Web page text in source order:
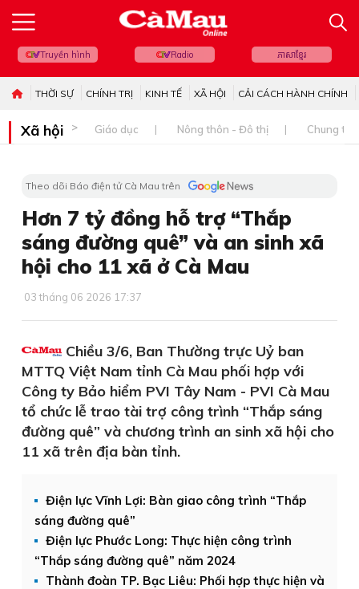
Truyền hình Radio ភាសាខ្មែរ
THỜI SỰ CHÍNH TRỊ KINH TẾ XÃ HỘI CẢI CÁCH HÀNH CHÍNH
Xã hội Giáo dục Nông thôn - Đô thị Chung
Theo dõi Báo điện tử Cà Mau trên
Hơn 7 tỷ đồng hỗ trợ “Thắp
sáng đường quê” và an sinh xã
hội cho 11 xã ở Cà Mau
03 tháng 06 2026 17:37
Chiều 3/6, Ban Thường trực Uỷ ban
MTTQ Việt Nam tỉnh Cà Mau phối hợp với
Công ty Bảo hiểm PVI Tây Nam - PVI Cà Mau
tổ chức lễ trao tài trợ công trình “Thắp sáng
đường quê” và chương trình an sinh xã hội cho
11 xã trên địa bàn tỉnh.
Điện lực Vĩnh Lợi: Bàn giao công trình “Thắp
sáng đường quê”
Điện lực Phước Long:​ Thực hiện công trình
“Thắp sáng đường quê” năm 2024
Thành đoàn TP. Bạc Liêu: Phối hợp thực hiện và